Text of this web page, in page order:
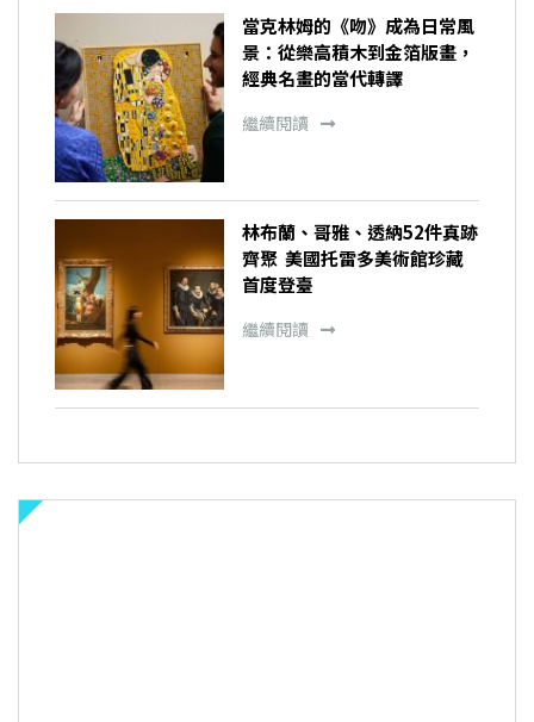
當克林姆的《吻》成為日常風
景：從樂高積木到金箔版畫，
經典名畫的當代轉譯
繼續閱讀
林布蘭、哥雅、透納52件真跡
齊聚 美國托雷多美術館珍藏
首度登臺
繼續閱讀